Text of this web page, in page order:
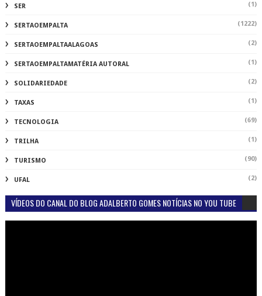
SER (1)
SERTAOEMPALTA (1222)
SERTAOEMPALTAALAGOAS (2)
SERTAOEMPALTAMATÉRIA AUTORAL (1)
SOLIDARIEDADE (2)
TAXAS (1)
TECNOLOGIA (69)
TRILHA (1)
TURISMO (90)
UFAL (2)
VÍDEOS DO CANAL DO BLOG ADALBERTO GOMES NOTÍCIAS NO YOU TUBE